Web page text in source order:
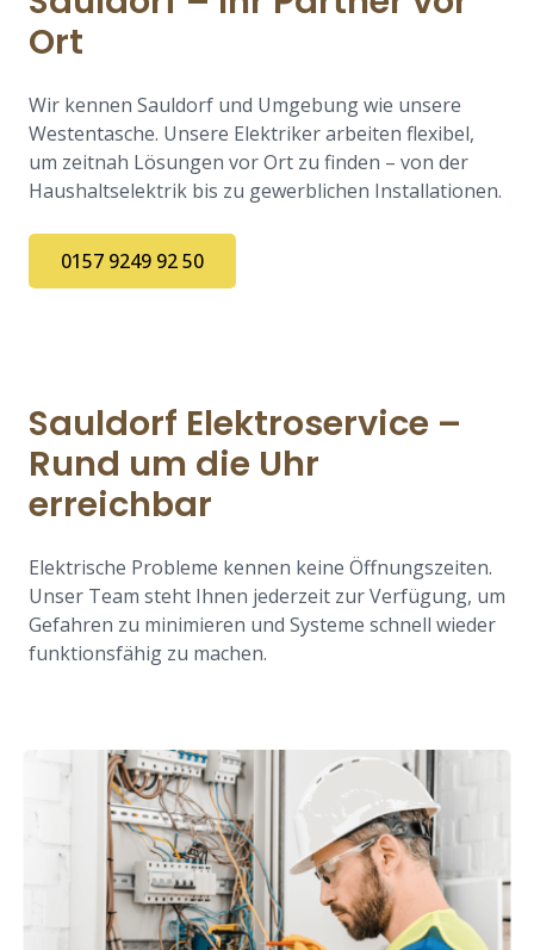
Ort
Wir kennen Sauldorf und Umgebung wie unsere
Westentasche. Unsere Elektriker arbeiten flexibel,
um zeitnah Lösungen vor Ort zu finden – von der
Haushaltselektrik bis zu gewerblichen Installationen.
0157 9249 92 50
Sauldorf Elektroservice –
Rund um die Uhr
erreichbar
Elektrische Probleme kennen keine Öffnungszeiten.
Unser Team steht Ihnen jederzeit zur Verfügung, um
Gefahren zu minimieren und Systeme schnell wieder
funktionsfähig zu machen.